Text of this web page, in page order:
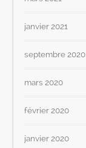
janvier 2021
septembre 2020
mars 2020
février 2020
janvier 2020